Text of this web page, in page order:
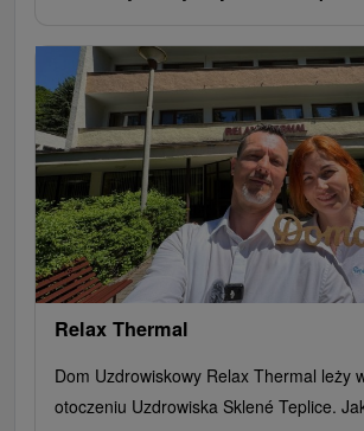
Relax Thermal
Dom Uzdrowiskowy Relax Thermal leży
otoczeniu Uzdrowiska Sklené Teplice.